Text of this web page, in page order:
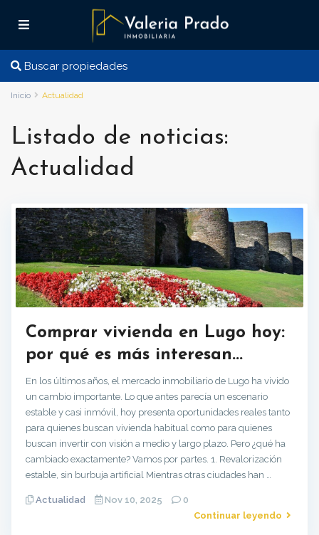
Buscar propiedades
Inicio Actualidad
Listado de noticias:
Actualidad
Comprar vivienda en Lugo hoy:
por qué es más interesan...
En los últimos años, el mercado inmobiliario de Lugo ha vivido
un cambio importante. Lo que antes parecía un escenario
estable y casi inmóvil, hoy presenta oportunidades reales tanto
para quienes buscan vivienda habitual como para quienes
buscan invertir con visión a medio y largo plazo. Pero ¿qué ha
cambiado exactamente? Vamos por partes. 1. Revalorización
estable, sin burbuja artificial Mientras otras ciudades han …
Actualidad Nov 10, 2025
0
Continuar leyendo